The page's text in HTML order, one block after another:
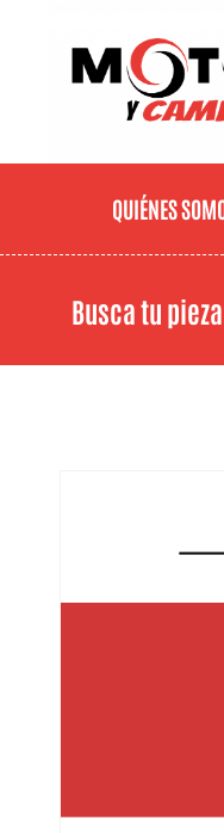
QUIÉNES
Busca tu